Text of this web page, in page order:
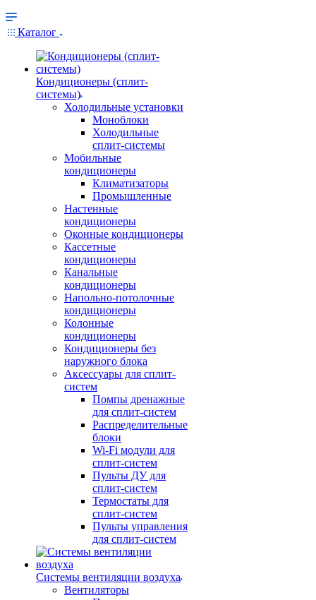
Каталог
Кондиционеры (сплит-
системы)
Холодильные установки
Моноблоки
Холодильные
сплит-системы
Мобильные
кондиционеры
Климатизаторы
Промышленные
Настенные
кондиционеры
Оконные кондиционеры
Кассетные
кондиционеры
Канальные
кондиционеры
Напольно-потолочные
кондиционеры
Колонные
кондиционеры
Кондиционеры без
наружного блока
Аксессуары для сплит-
систем
Помпы дренажные
для сплит-систем
Распределительные
блоки
Wi-Fi модули для
сплит-систем
Пульты ДУ для
сплит-систем
Термостаты для
сплит-систем
Пульты управления
для сплит-систем
Системы вентиляции воздуха
Вентиляторы